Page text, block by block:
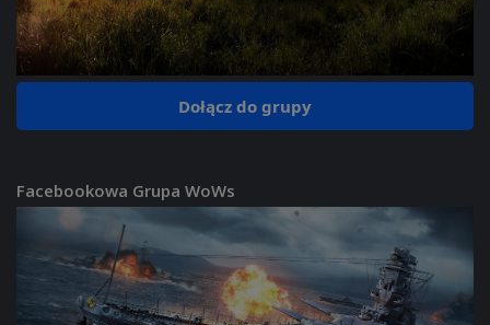
Dołącz do grupy
Facebookowa Grupa WoWs